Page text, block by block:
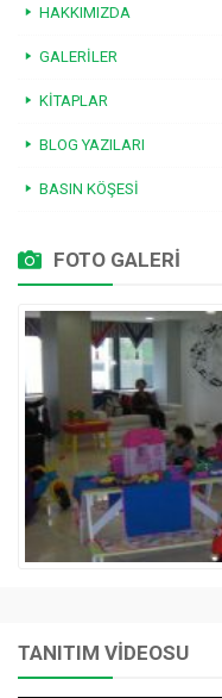
HAKKIMIZDA
GALERILER
KITAPLAR
BLOG YAZILARI
BASIN KÖŞESI
FOTO GALERİ
TANITIM VİDEOSU